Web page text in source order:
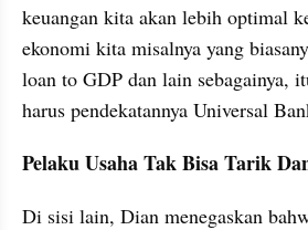
keuangan kita akan lebih optimal
ekonomi kita misalnya yang
loan to GDP dan lain sebagainya,
harus pendekatannya Universal
Pelaku Usaha Tak Bisa Tarik
Di sisi lain, Dian menegaskan